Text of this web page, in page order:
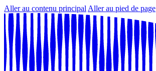
Aller au contenu principal Aller au pied de page